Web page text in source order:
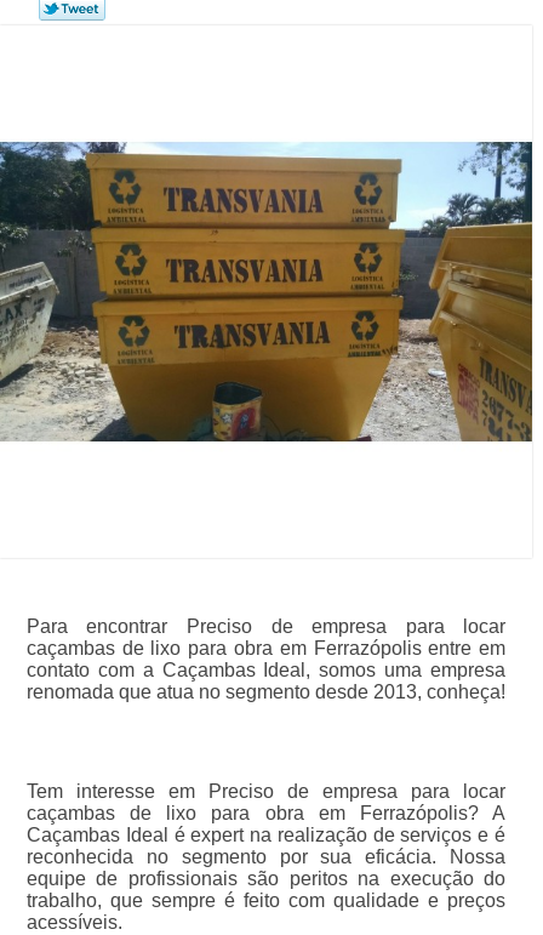
Para encontrar Preciso de empresa para locar
caçambas de lixo para obra em Ferrazópolis entre em
contato com a Caçambas Ideal, somos uma empresa
renomada que atua no segmento desde 2013, conheça!
Tem interesse em Preciso de empresa para locar
caçambas de lixo para obra em Ferrazópolis? A
Caçambas Ideal é expert na realização de serviços e é
reconhecida no segmento por sua eficácia. Nossa
equipe de profissionais são peritos na execução do
trabalho, que sempre é feito com qualidade e preços
acessíveis.